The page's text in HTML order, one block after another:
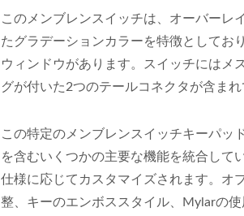
このメンブレンスイッチは、オーバーレ
たグラデーションカラーを特徴としてお
ウィンドウがあります。スイッチにはメ
グが付いた2つのテールコネクタが含まれ
この特定のメンブレンスイッチキーパッ
を含むいくつかの主要な機能を統合して
仕様に応じてカスタマイズされます。オ
整、キーのエンボススタイル、Mylarの